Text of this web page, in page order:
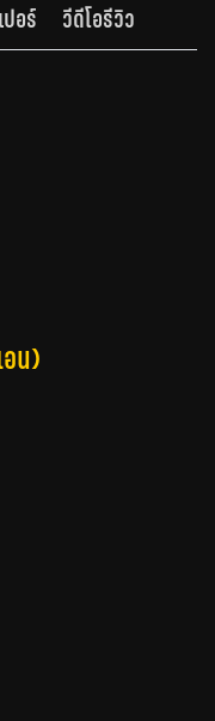
อร์ วีดีโอรีวิว
น)